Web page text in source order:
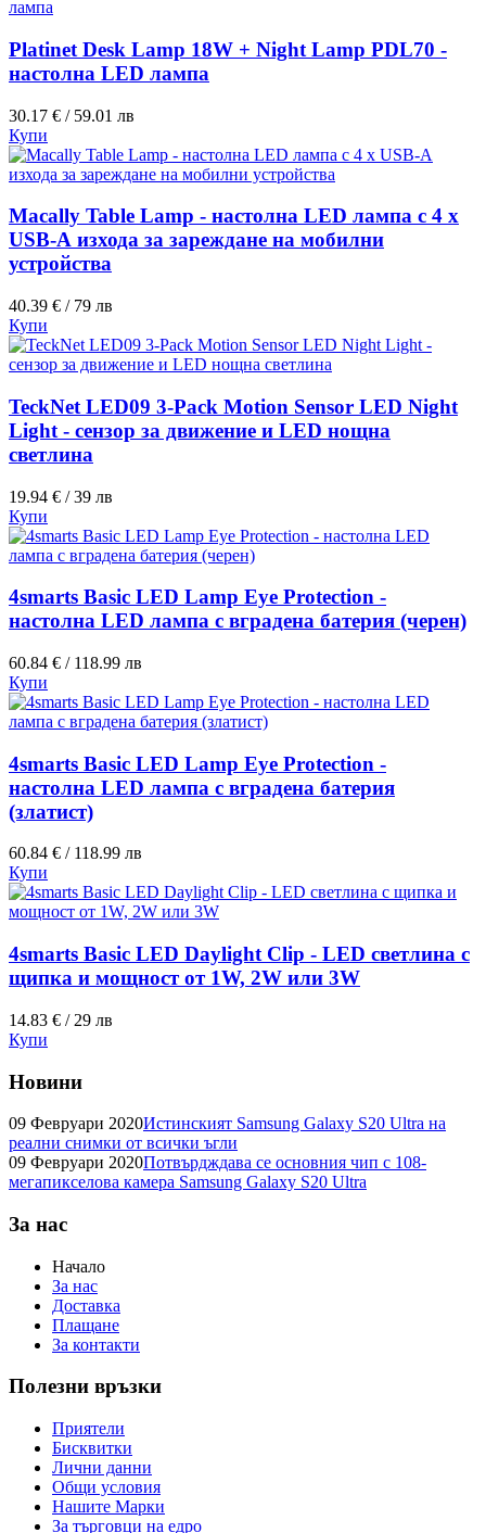
Platinet Desk Lamp 18W + Night Lamp PDL70 -
настолна LED лампа
30.17 € / 59.01 лв
Купи
Macally Table Lamp - настолна LED лампа с 4 х
USB-А изхода за зареждане на мобилни
устройства
40.39 € / 79 лв
Купи
TeckNet LED09 3-Pack Motion Sensor LED Night
Light - сензор за движение и LED нощна
светлина
19.94 € / 39 лв
Купи
4smarts Basic LED Lamp Eye Protection -
настолна LED лампа с вградена батерия (черен)
60.84 € / 118.99 лв
Купи
4smarts Basic LED Lamp Eye Protection -
настолна LED лампа с вградена батерия
(златист)
60.84 € / 118.99 лв
Купи
4smarts Basic LED Daylight Clip - LED светлина с
щипка и мощност от 1W, 2W или 3W
14.83 € / 29 лв
Купи
Новини
09 Февруари 2020Истинският Samsung Galaxy S20 Ultra на
реални снимки от всички ъгли
09 Февруари 2020Потвърдждава се основния чип с 108-
мегапикселова камера Samsung Galaxy S20 Ultra
За нас
Начало
За нас
Доставка
Плащане
За контакти
Полезни връзки
Приятели
Бисквитки
Лични данни
Общи условия
Нашите Марки
За търговци на едро